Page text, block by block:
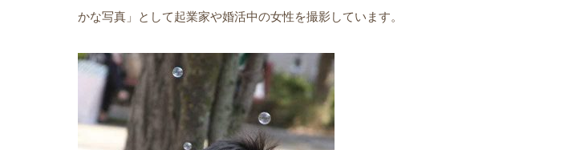
かな写真」として起業家や婚活中の女性を撮影しています。